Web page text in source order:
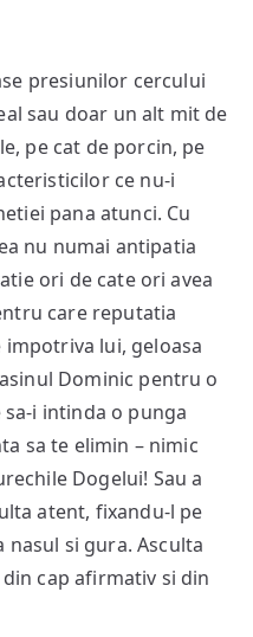
presiunilor cercului
sau doar un alt mit de
pe cat de porcin, pe
ce nu-i
pana atunci. Cu
nu numai antipatia
ori de cate ori avea
care reputatia
lui, geloasa
Dominic pentru o
i intinda o punga
sa te elimin – nimic
Dogelui! Sau a
atent, fixandu-l pe
si gura. Asculta
cap afirmativ si din